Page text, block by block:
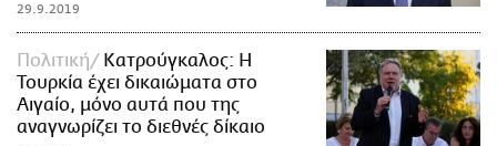
29.9.2019
Πολιτική
Κατρούγκαλος: Η
Τουρκία έχει δικαιώματα στο
Αιγαίο, μόνο αυτά που της
αναγνωρίζει το διεθνές δίκαιο